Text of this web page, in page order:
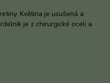
Květina je usušená a
je z chirurgické oceli a